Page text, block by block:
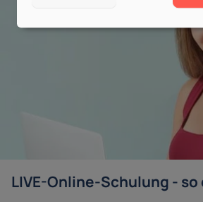
LIVE-Online-Schulung -